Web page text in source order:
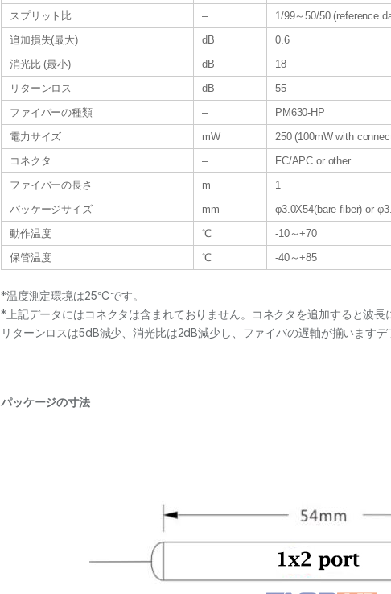
スプリット比
–
1/99～50/50 (reference
追加損失(最大)
dB
0.6
消光比 (最小)
dB
18
リターンロス
dB
55
ファイバーの種類
–
PM630-HP
電力サイズ
mW
250 (100mW with
コネクタ
–
FC/APC or other
ファイバーの長さ
m
1
パッケージサイズ
mm
φ3.0X54(bare fiber) or
動作温度
℃
-10～+70
保管温度
℃ -40～+85
*温度測定環境は25℃です。
*上記データにはコネクタは含まれておりません。コネクタを追加すると波
リターンロスは5dB減少、消光比は2dB減少し、ファイバの遅軸が揃いますデ
パッケージの寸法